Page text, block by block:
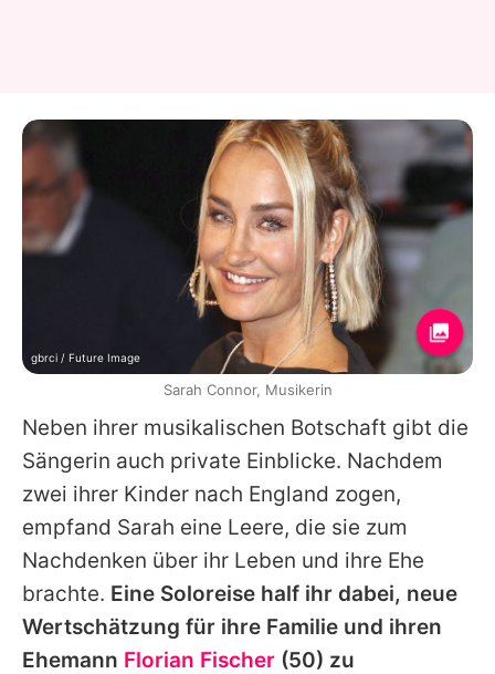
Neben ihrer musikalischen Botschaft gibt die
Sängerin auch private Einblicke. Nachdem
zwei ihrer Kinder nach England zogen,
empfand Sarah eine Leere, die sie zum
Nachdenken über ihr Leben und ihre Ehe
brachte. Eine Soloreise half ihr dabei, neue
Wertschätzung für ihre Familie und ihren
Ehemann Florian Fischer (50) zu
gbrci / Future Image
Sarah Connor, Musikerin